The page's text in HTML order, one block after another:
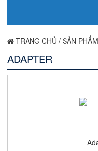
TRANG CHỦ / SẢN PHẨM
ADAPTER